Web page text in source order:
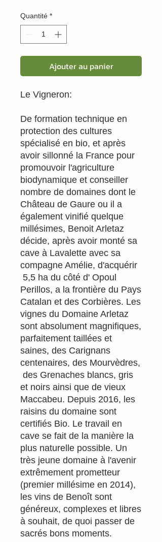
Quantité *
Ajouter au panier
Le Vigneron:
De formation technique en
protection des cultures
spécialisé en bio, et après
avoir sillonné la France pour
promouvoir l'agriculture
biodynamique et conseiller
nombre de domaines dont le
Château de Gaure ou il a
également vinifié quelque
millésimes, Benoit Arletaz
décide, après avoir monté sa
cave à Lavalette avec sa
compagne Amélie, d'acquérir
5,5 ha du côté d' Opoul
Perillos, a la frontière du Pays
Catalan et des Corbières. Les
vignes du Domaine Arletaz
sont absolument magnifiques,
parfaitement taillées et
saines, des Carignans
centenaires, des Mourvèdres,
des Grenaches blancs, gris
et noirs ainsi que de vieux
Maccabeu. Depuis 2016, les
raisins du domaine sont
certifiés Bio. Le travail en
cave se fait de la manière la
plus naturelle possible. Un
très jeune domaine à l'avenir
extrêmement prometteur
(premier millésime en 2014),
les vins de Benoît sont
généreux, complexes et libres
à souhait, de quoi passer de
sacrés bons moments.